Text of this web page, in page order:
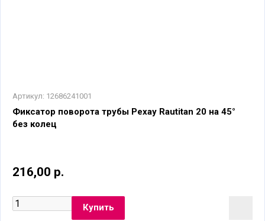
Артикул: 12686241001
Фиксатор поворота трубы Рехау Rautitan 20 на 45°
без колец
216,00 р.